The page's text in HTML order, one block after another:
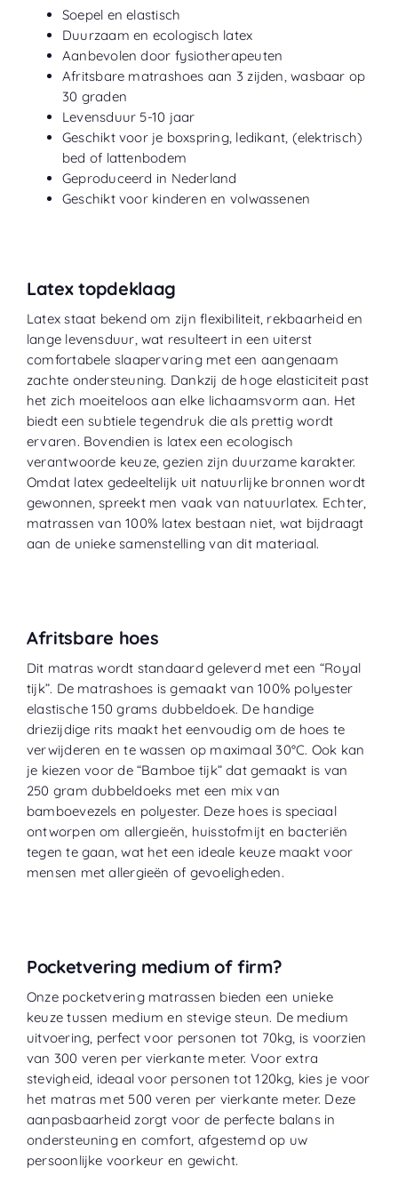
Soepel en elastisch
Duurzaam en ecologisch latex
Aanbevolen door fysiotherapeuten
Afritsbare matrashoes aan 3 zijden, wasbaar op
30 graden
Levensduur 5-10 jaar
Geschikt voor je boxspring, ledikant, (elektrisch)
bed of lattenbodem
Geproduceerd in Nederland
Geschikt voor kinderen en volwassenen
Latex topdeklaag
Latex staat bekend om zijn flexibiliteit, rekbaarheid en
lange levensduur, wat resulteert in een uiterst
comfortabele slaapervaring met een aangenaam
zachte ondersteuning. Dankzij de hoge elasticiteit past
het zich moeiteloos aan elke lichaamsvorm aan. Het
biedt een subtiele tegendruk die als prettig wordt
ervaren. Bovendien is latex een ecologisch
verantwoorde keuze, gezien zijn duurzame karakter.
Omdat latex gedeeltelijk uit natuurlijke bronnen wordt
gewonnen, spreekt men vaak van natuurlatex. Echter,
matrassen van 100% latex bestaan niet, wat bijdraagt
aan de unieke samenstelling van dit materiaal.
Afritsbare hoes
Dit matras wordt standaard geleverd met een “Royal
tijk”. De matrashoes is gemaakt van 100% polyester
elastische 150 grams dubbeldoek. De handige
driezijdige rits maakt het eenvoudig om de hoes te
verwijderen en te wassen op maximaal 30°C. Ook kan
je kiezen voor de “Bamboe tijk” dat gemaakt is van
250 gram dubbeldoeks met een mix van
bamboevezels en polyester. Deze hoes is speciaal
ontworpen om allergieën, huisstofmijt en bacteriën
tegen te gaan, wat het een ideale keuze maakt voor
mensen met allergieën of gevoeligheden.
Pocketvering medium of firm?
Onze pocketvering matrassen bieden een unieke
keuze tussen medium en stevige steun. De medium
uitvoering, perfect voor personen tot 70kg, is voorzien
van 300 veren per vierkante meter. Voor extra
stevigheid, ideaal voor personen tot 120kg, kies je voor
het matras met 500 veren per vierkante meter. Deze
aanpasbaarheid zorgt voor de perfecte balans in
ondersteuning en comfort, afgestemd op uw
persoonlijke voorkeur en gewicht.